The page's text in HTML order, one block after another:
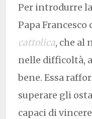
Per introdurre
Papa
cattolica, che al
nelle difficoltà,
bene. Essa
superare gli
capaci di